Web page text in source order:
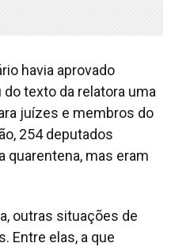
havia aprovado
texto da relatora uma
juízes e membros do
254 deputados
quarentena, mas eram
outras situações de
Entre elas, a que